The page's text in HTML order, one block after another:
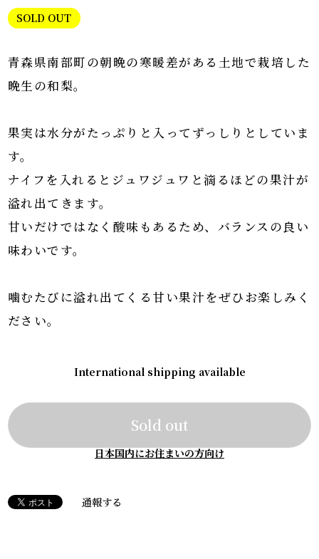
SOLD OUT
青森県南部町の朝晩の寒暖差がある土地で栽培した
晩生の和梨。
果実は水分がたっぷりと入ってずっしりとしていま
す。
ナイフを入れるとジュワジュワと滴るほどの果汁が
溢れ出てきます。
甘いだけではなく酸味もあるため、バランスの良い
味わいです。
噛むたびに溢れ出てくる甘い果汁をぜひお楽しみく
ださい。
International shipping available
Sold out
日本国内にお住まいの方向け
通報する